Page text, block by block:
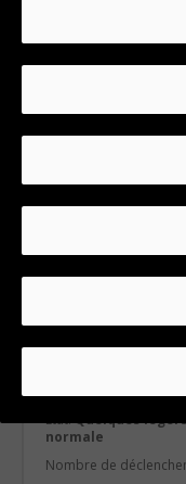
Code
État:Quelques
normale
Nombre de